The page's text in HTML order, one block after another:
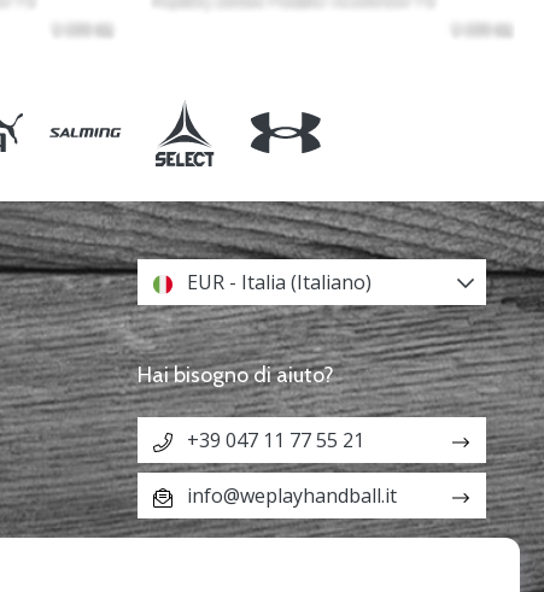
EUR - Italia (Italiano)
Hai bisogno di aiuto?
+39 047 11 77 55 21
info@weplayhandball.it